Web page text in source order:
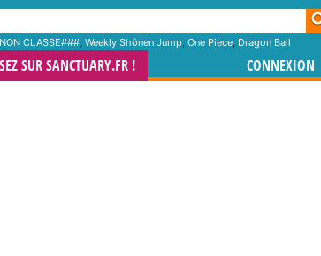
CLASSE###, Weekly Shônen Jump, One Piece, Dragon Ball
SUR SANCTUARY.FR ! CONNEXION